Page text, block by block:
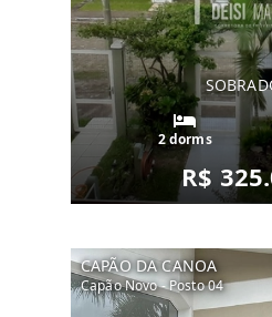
2 dorms
R$
CAPÃO DA CANOA
Capão Novo - Posto 04